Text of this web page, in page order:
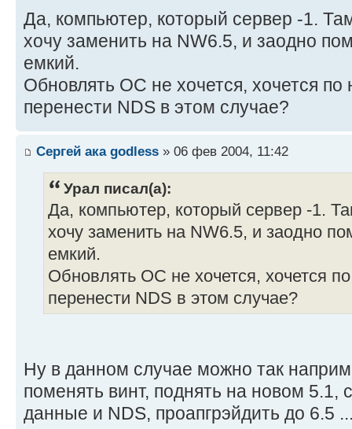
Да, компьютер, который сервер -1.
хочу заменить на NW6.5, и заодно
емкий.
Обновлять ОС не хочется, хочется по
перенести NDS в этом случае?
Сергей ака godless » 06 фев 2004, 11:42
Урал писал(а):
Да, компьютер, который сервер -1.
хочу заменить на NW6.5, и заодно
емкий.
Обновлять ОС не хочется, хочется
перенести NDS в этом случае?
Ну в данном случае можно так
поменять винт, поднять на новом 5.1,
данные и NDS, проапгрэйдить до 6.5